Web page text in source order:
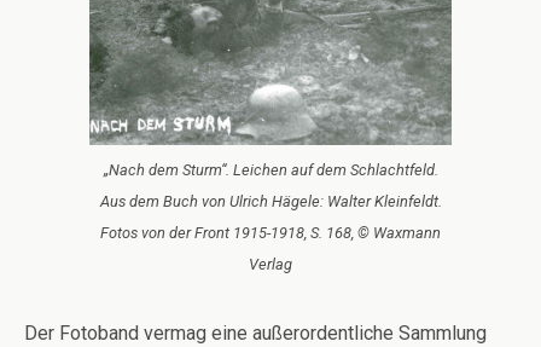
„Nach dem Sturm“. Leichen auf dem Schlachtfeld.
Aus dem Buch von Ulrich Hägele: Walter Kleinfeldt.
Fotos von der Front 1915-1918, S. 168, © Waxmann
Verlag
Der Fotoband vermag eine außerordentliche Sammlung